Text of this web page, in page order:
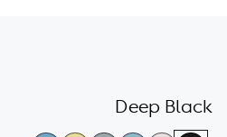
צבעי
הדגמים
Deep Black